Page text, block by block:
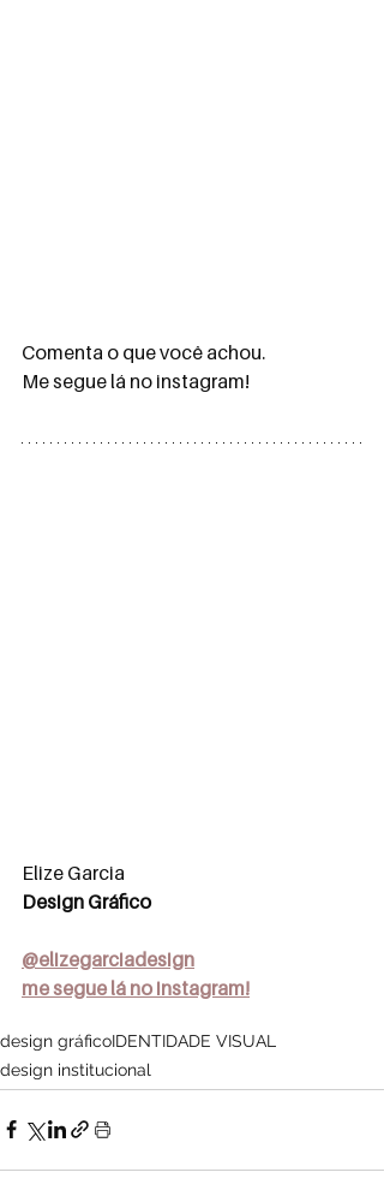
Comenta o que você achou.
Me segue lá no instagram!
Elize Garcia
Design Gráfico
@elizegarciadesign
me segue lá no instagram!
design gráficoIDENTIDADE VISUAL
design institucional